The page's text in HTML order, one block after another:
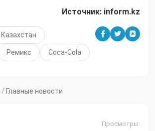
Источник: inform.kz
Казахстан
Ремикс Сoca-Сola
/ Главные новости
Просмотры: